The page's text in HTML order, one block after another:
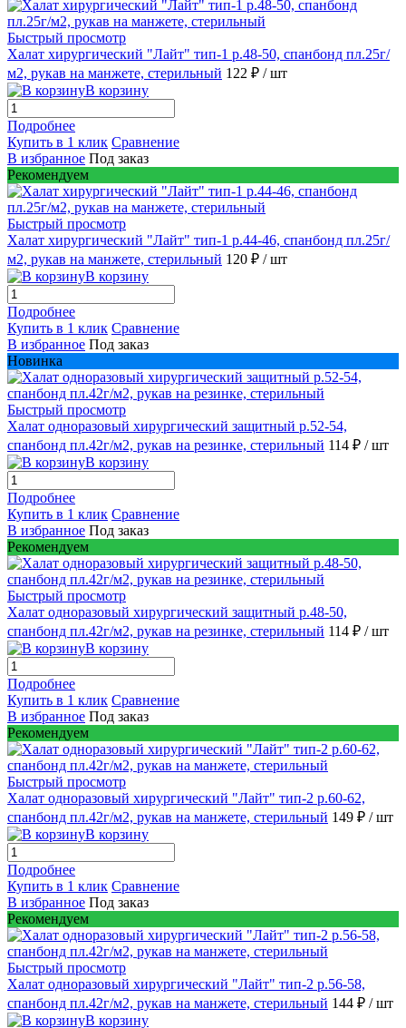
Быстрый просмотр
Халат хирургический "Лайт" тип-1 р.48-50, спанбонд пл.25г/
м2, рукав на манжете, стерильный 122 ₽ / шт
В корзину
Подробнее
Купить в 1 клик Сравнение
В избранное Под заказ
Рекомендуем
Быстрый просмотр
Халат хирургический "Лайт" тип-1 р.44-46, спанбонд пл.25г/
м2, рукав на манжете, стерильный 120 ₽ / шт
В корзину
Подробнее
Купить в 1 клик Сравнение
В избранное Под заказ
Новинка
Быстрый просмотр
Халат одноразовый хирургический защитный р.52-54,
спанбонд пл.42г/м2, рукав на резинке, стерильный 114 ₽ / шт
В корзину
Подробнее
Купить в 1 клик Сравнение
В избранное Под заказ
Рекомендуем
Быстрый просмотр
Халат одноразовый хирургический защитный р.48-50,
спанбонд пл.42г/м2, рукав на резинке, стерильный 114 ₽ / шт
В корзину
Подробнее
Купить в 1 клик Сравнение
В избранное Под заказ
Рекомендуем
Быстрый просмотр
Халат одноразовый хирургический "Лайт" тип-2 р.60-62,
спанбонд пл.42г/м2, рукав на манжете, стерильный 149 ₽ / шт
В корзину
Подробнее
Купить в 1 клик Сравнение
В избранное Под заказ
Рекомендуем
Быстрый просмотр
Халат одноразовый хирургический "Лайт" тип-2 р.56-58,
спанбонд пл.42г/м2, рукав на манжете, стерильный 144 ₽ / шт
В корзину